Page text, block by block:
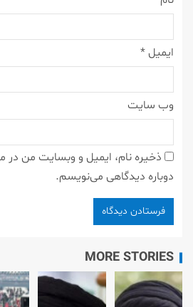
ایمیل *
وب‌ سایت
ذخیره نام، ایمیل و وبسایت من در
دوباره دیدگاهی می‌نویسم.
MORE STORIES